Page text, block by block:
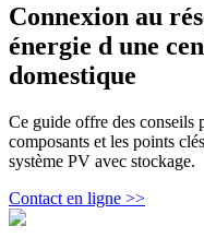
Connexion au
énergie d une
domestique
Ce guide offre des conseils
composants et les points
système PV avec stockage.
Contact en ligne >>